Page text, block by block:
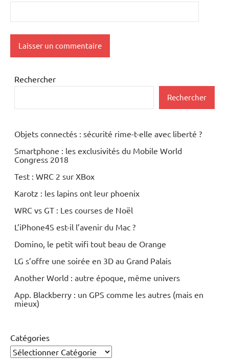
Rechercher
Rechercher
Objets connectés : sécurité rime-t-elle avec liberté ?
Smartphone : les exclusivités du Mobile World
Congress 2018
Test : WRC 2 sur XBox
Karotz : les lapins ont leur phoenix
WRC vs GT : Les courses de Noël
L’iPhone4S est-il l’avenir du Mac ?
Domino, le petit wifi tout beau de Orange
LG s’offre une soirée en 3D au Grand Palais
Another World : autre époque, même univers
App. Blackberry : un GPS comme les autres (mais en
mieux)
Catégories